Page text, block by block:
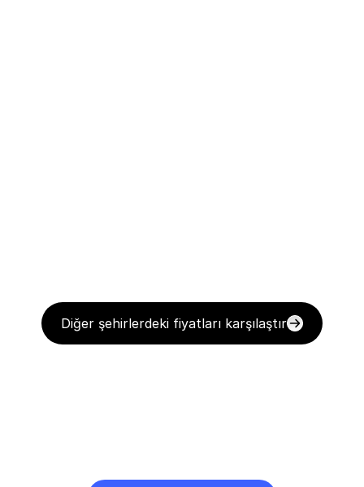
Diğer şehirlerdeki fiyatları karşılaştır